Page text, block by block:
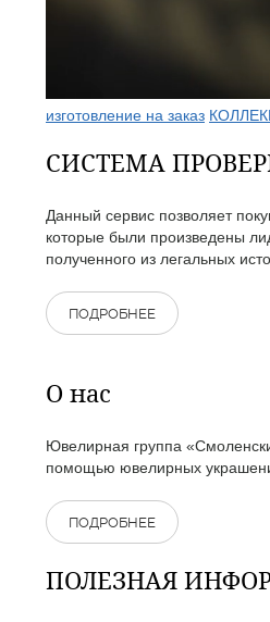
изготовление на заказ
СИСТЕМА
Данный сервис позволяет
которые были произведены
полученного из легальных
ПОДРОБНЕЕ
О нас
Ювелирная группа
помощью ювелирных
ПОДРОБНЕЕ
ПОЛЕЗНАЯ